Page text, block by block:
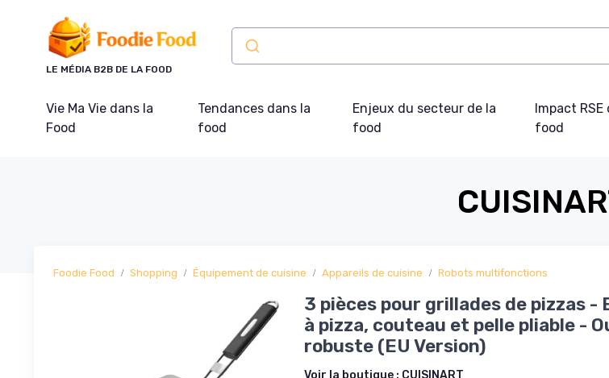
LE MÉDIA B2B DE LA FOOD
Vie Ma Vie dans la
Food
Tendances dans la
food
Enjeux du secteur de la
food
Impact RSE
food
Foodie Food Shopping Équipement de cuisine Appareils de cuisine Robots multifonctions
3 pièces pour grillades de pizzas -
à pizza, couteau et pelle pliable -
robuste (EU Version)
Voir la boutique : CUISINART